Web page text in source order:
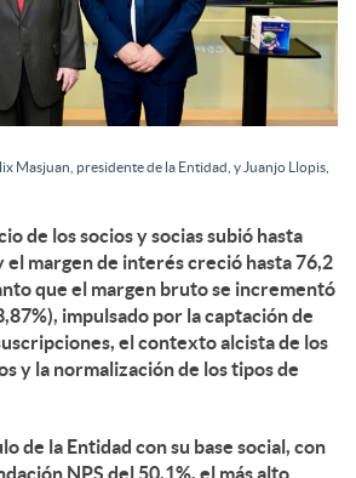
Masjuan, presidente de la Entidad, y Juanjo Llopis,
de los socios y socias subió hasta
el margen de interés creció hasta 76,2
que el margen bruto se incrementó
impulsado por la captación de
el contexto alcista de los
y la normalización de los tipos de
de la Entidad con su base social, con
NPS del 50,1%, el más alto